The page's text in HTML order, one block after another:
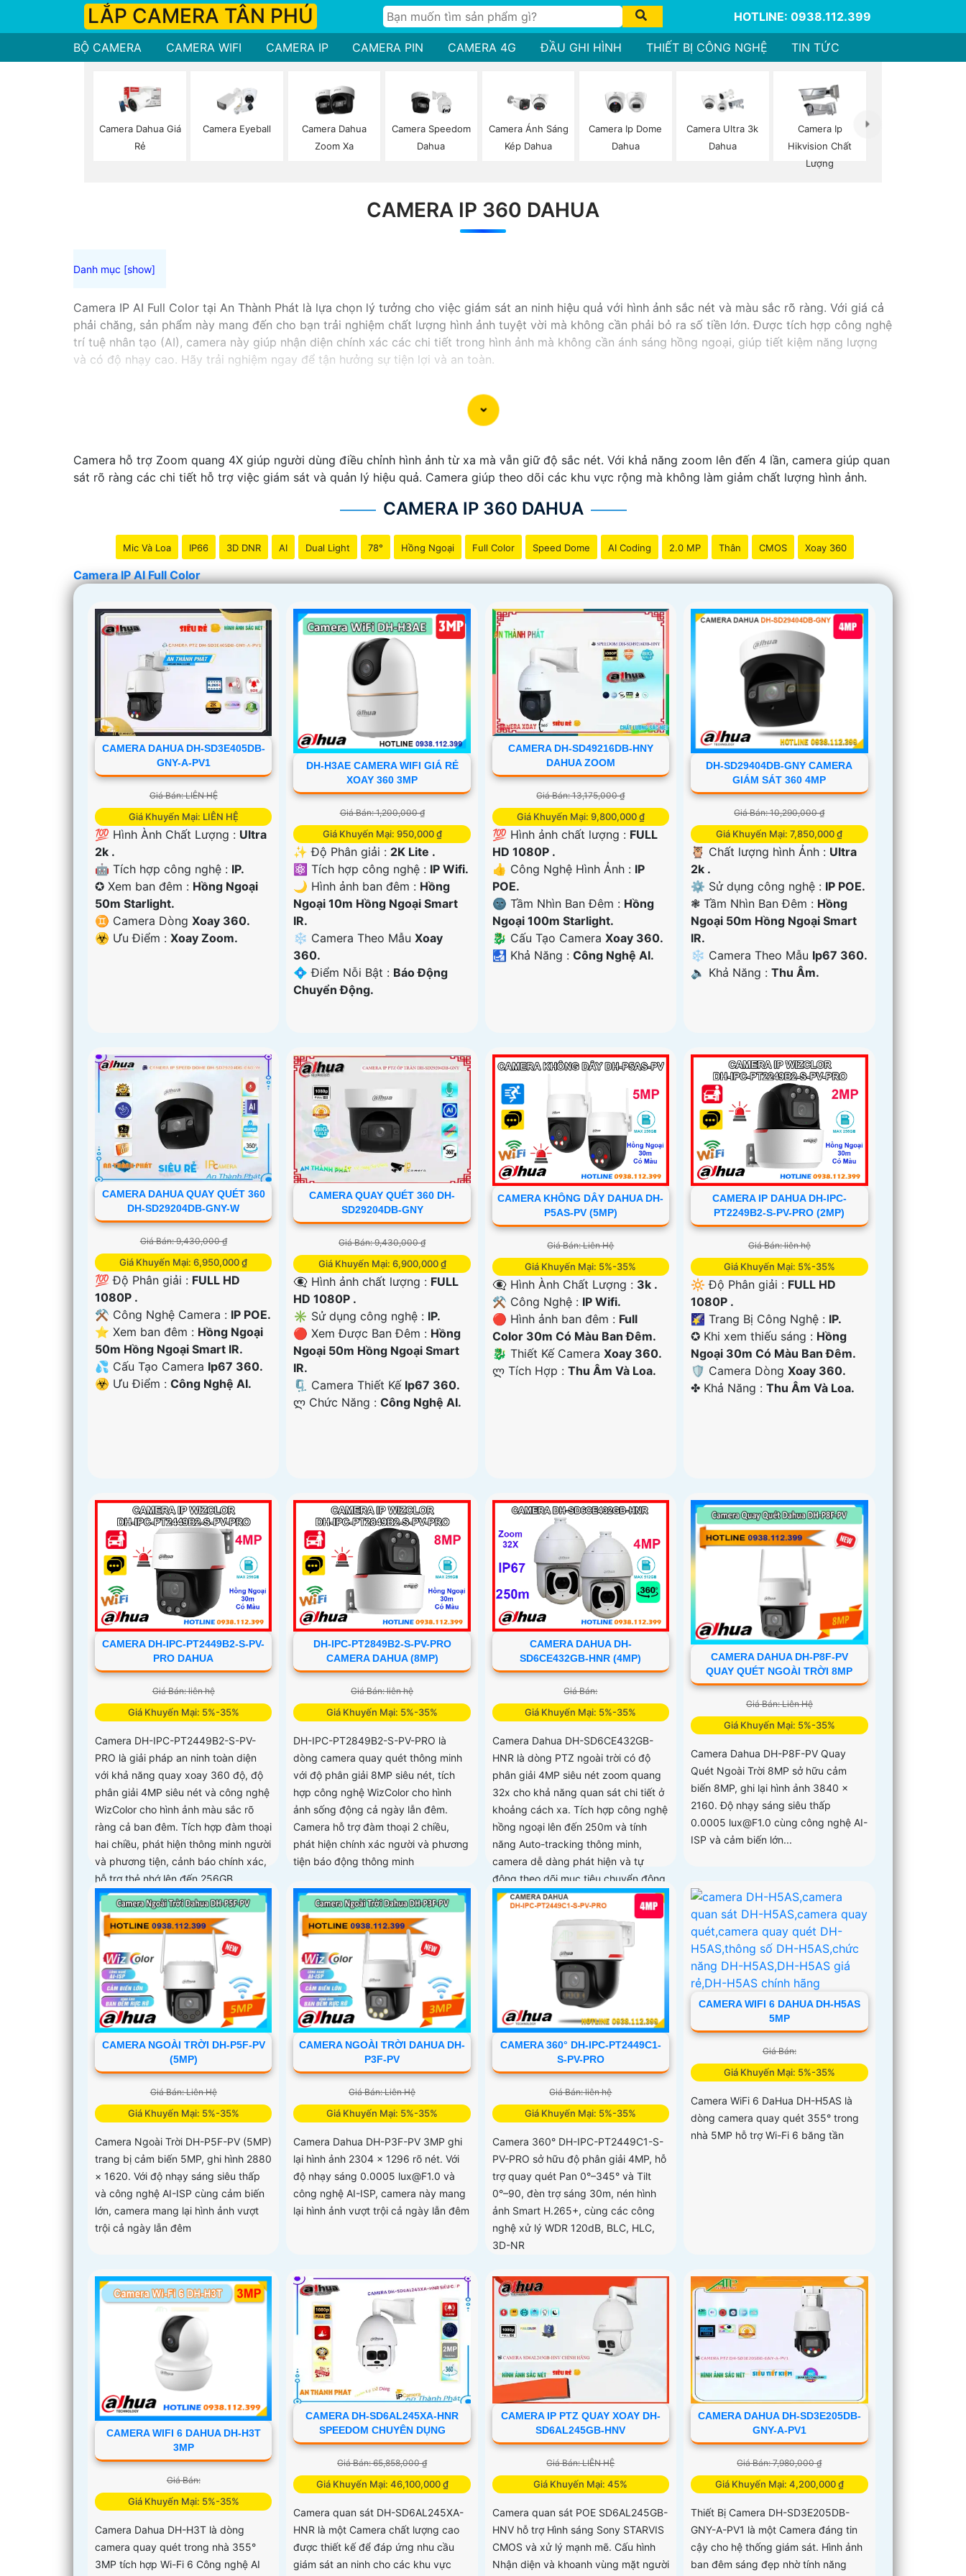
LẮP CAMERA TÂN PHÚ HOTLINE: 0938.112.399
BỘ CAMERA CAMERA WIFI CAMERA IP CAMERA PIN CAMERA 4G ĐẦU GHI HÌNH THIẾT BỊ CÔNG NGHỆ TIN TỨC
Camera Dahua Giá
Rẻ
Camera Eyeball
Camera Dahua
Zoom Xa
Camera Speedom
Dahua
Camera Ánh Sáng
Kép Dahua
Camera Ip Dome
Dahua
Camera Ultra 3k
Dahua
Camera Ip
Hikvision Chất
Lượng
CAMERA IP 360 DAHUA
Camera IP AI Full Color tại An Thành Phát là lựa chọn lý tưởng cho việc giám sát an ninh hiệu quả với hình ảnh sắc nét và màu sắc rõ ràng. Với giá cả
phải chăng, sản phẩm này mang đến cho bạn trải nghiệm chất lượng hình ảnh tuyệt vời mà không cần phải bỏ ra số tiền lớn. Được tích hợp công nghệ
trí tuệ nhân tạo (AI), camera này giúp nhận diện chính xác các chi tiết trong hình ảnh mà không cần ánh sáng hồng ngoại, giúp tiết kiệm năng lượng
và có độ nhạy cao. Hãy trải nghiệm ngay để tận hưởng sự tiện lợi và an toàn.
Camera hỗ trợ Zoom quang 4X giúp người dùng điều chỉnh hình ảnh từ xa mà vẫn giữ độ sắc nét. Với khả năng zoom lên đến 4 lần, camera giúp quan
sát rõ ràng các chi tiết hỗ trợ việc giám sát và quản lý hiệu quả. Camera giúp theo dõi các khu vực rộng mà không làm giảm chất lượng hình ảnh.
CAMERA IP 360 DAHUA
Mic Và Loa IP66 3D DNR AI Dual Light 78° Hồng Ngoại Full Color Speed Dome AI Coding 2.0 MP Thân CMOS Xoay 360
Camera IP AI Full Color
CAMERA DAHUA DH-SD3E405DB-
GNY-A-PV1
Giá Bán: LIÊN HỆ
Giá Khuyến Mại: LIÊN HỆ
💯 Hình Ành Chất Lượng : Ultra
2k .
🤖️ Tích hợp công nghệ : IP.
✪ Xem ban đêm : Hồng Ngoại
50m Starlight.
♊ Camera Dòng Xoay 360.
️☣️ Ưu Điểm : Xoay Zoom.
DH-H3AE CAMERA WIFI GIÁ RẺ
XOAY 360 3MP
Giá Bán: 1,200,000 ₫
Giá Khuyến Mại: 950,000 ₫
✨ Độ Phân giải : 2K Lite .
⚛️ Tích hợp công nghệ : IP Wifi.
🌙 Hình ảnh ban đêm : Hồng
Ngoại 10m Hồng Ngoại Smart
IR.
❄ Camera Theo MẫuXoay
360.
️💠 Điểm Nỗi Bật : Báo Động
Chuyển Động.
CAMERA DH-SD49216DB-HNY
DAHUA ZOOM
Giá Bán: 13,175,000 ₫
Giá Khuyến Mại: 9,800,000 ₫
💯 Hình ảnh chất lượng : FULL
HD 1080P .
👍 Công Nghệ Hình Ảnh : IP
POE.
🌚 Tầm Nhìn Ban Đêm : Hồng
Ngoại 100m Starlight.
🐉️ Cấu Tạo Camera Xoay 360.
️🛃 Khả Năng : Công Nghệ AI.
DH-SD29404DB-GNY CAMERA
GIÁM SÁT 360 4MP
Giá Bán: 10,290,000 ₫
Giá Khuyến Mại: 7,850,000 ₫
🦉 Chất lượng hình Ảnh : Ultra
2k .
⚙ Sử dụng công nghệ : IP POE.
❃ Tầm Nhìn Ban Đêm : Hồng
Ngoại 50m Hồng Ngoại Smart
IR.
❄ Camera Theo Mẫu Ip67 360.
️🔈 Khả Năng :Thu Âm.
CAMERA DAHUA QUAY QUÉT 360
DH-SD29204DB-GNY-W
Giá Bán: 9,430,000 ₫
Giá Khuyến Mại: 6,950,000 ₫
💯 Độ Phân giải : FULL HD
1080P .
⚒ Công Nghệ Camera : IP POE.
⭐ Xem ban đêm : Hồng Ngoại
50m Hồng Ngoại Smart IR.
💦 Cấu Tạo Camera Ip67 360.
️☣️ Ưu Điểm : Công Nghệ AI.
CAMERA QUAY QUÉT 360 DH-
SD29204DB-GNY
Giá Bán: 9,430,000 ₫
Giá Khuyến Mại: 6,900,000 ₫
👁️‍🗨 Hình ảnh chất lượng : FULL
HD 1080P .
✳️ Sử dụng công nghệ : IP.
🔴 Xem Được Ban Đêm : Hồng
Ngoại 50m Hồng Ngoại Smart
IR.
🗜️ Camera Thiết Kế Ip67 360.
️ლ Chức Năng :Công Nghệ AI.
CAMERA KHÔNG DÂY DAHUA DH-
P5AS-PV (5MP)
Giá Bán: Liên Hệ
Giá Khuyến Mại: 5%-35%
👁️‍🗨 Hình Ành Chất Lượng : 3k .
⚒ Công Nghệ : IP Wifi.
🔴 Hình ảnh ban đêm : Full
Color 30m Có Màu Ban Ðêm.
🐉️ Thiết Kế Camera Xoay 360.
️ლ Tích Hợp : Thu Âm Và Loa.
CAMERA IP DAHUA DH-IPC-
PT2249B2-S-PV-PRO (2MP)
Giá Bán: liên hệ
Giá Khuyến Mại: 5%-35%
🔆 Độ Phân giải : FULL HD
1080P .
🌠 Trang Bị Công Nghệ : IP.
✪ Khi xem thiếu sáng : Hồng
Ngoại 30m Có Màu Ban Ðêm.
🛡 Camera DòngXoay 360.
️✤ Khả Năng :Thu Âm Và Loa.
CAMERA DH-IPC-PT2449B2-S-PV-
PRO DAHUA
Giá Bán: liên hệ
Giá Khuyến Mại: 5%-35%
Camera DH-IPC-PT2449B2-S-PV-
PRO là giải pháp an ninh toàn diện
với khả năng quay xoay 360 độ, độ
phân giải 4MP siêu nét và công nghệ
WizColor cho hình ảnh màu sắc rõ
ràng cả ban đêm. Tích hợp đàm thoại
hai chiều, phát hiện thông minh người
và phương tiện, cảnh báo chính xác,
hỗ trợ thẻ nhớ lên đến 256GB
DH-IPC-PT2849B2-S-PV-PRO
CAMERA DAHUA (8MP)
Giá Bán: liên hệ
Giá Khuyến Mại: 5%-35%
DH-IPC-PT2849B2-S-PV-PRO là
dòng camera quay quét thông minh
với độ phân giải 8MP siêu nét, tích
hợp công nghệ WizColor cho hình
ảnh sống động cả ngày lẫn đêm.
Camera hỗ trợ đàm thoại 2 chiều,
phát hiện chính xác người và phương
tiện báo động thông minh
CAMERA DAHUA DH-
SD6CE432GB-HNR (4MP)
Giá Bán:
Giá Khuyến Mại: 5%-35%
Camera Dahua DH-SD6CE432GB-
HNR là dòng PTZ ngoài trời có độ
phân giải 4MP siêu nét zoom quang
32x cho khả năng quan sát chi tiết ở
khoảng cách xa. Tích hợp công nghệ
hồng ngoại lên đến 250m và tính
năng Auto-tracking thông minh,
camera dễ dàng phát hiện và tự
động theo dõi mục tiêu chuyển động
CAMERA DAHUA DH-P8F-PV
QUAY QUÉT NGOÀI TRỜI 8MP
Giá Bán: Liên Hệ
Giá Khuyến Mại: 5%-35%
Camera Dahua DH-P8F-PV Quay
Quét Ngoài Trời 8MP sở hữu cảm
biến 8MP, ghi lại hình ảnh 3840 ×
2160. Độ nhạy sáng siêu thấp
0.0005 lux@F1.0 cùng công nghệ AI-
ISP và cảm biến lớn...
CAMERA NGOÀI TRỜI DH-P5F-PV
(5MP)
Giá Bán: Liên Hệ
Giá Khuyến Mại: 5%-35%
Camera Ngoài Trời DH-P5F-PV (5MP)
trang bị cảm biến 5MP, ghi hình 2880
× 1620. Với độ nhạy sáng siêu thấp
và công nghệ AI-ISP cùng cảm biến
lớn, camera mang lại hình ảnh vượt
trội cả ngày lẫn đêm
CAMERA NGOÀI TRỜI DAHUA DH-
P3F-PV
Giá Bán: Liên Hệ
Giá Khuyến Mại: 5%-35%
Camera Dahua DH-P3F-PV 3MP ghi
lại hình ảnh 2304 × 1296 rõ nét. Với
độ nhạy sáng 0.0005 lux@F1.0 và
công nghệ AI-ISP, camera này mang
lại hình ảnh vượt trội cả ngày lẫn đêm
CAMERA 360° DH-IPC-PT2449C1-
S-PV-PRO
Giá Bán: liên hệ
Giá Khuyến Mại: 5%-35%
Camera 360° DH-IPC-PT2449C1-S-
PV-PRO sở hữu độ phân giải 4MP, hỗ
trợ quay quét Pan 0°–345° và Tilt
0°–90, đèn trợ sáng 30m, nén hình
ảnh Smart H.265+, cùng các công
nghệ xử lý WDR 120dB, BLC, HLC,
3D-NR
CAMERA WIFI 6 DAHUA DH-H5AS
5MP
Giá Bán:
Giá Khuyến Mại: 5%-35%
Camera WiFi 6 DaHua DH-H5AS là
dòng camera quay quét 355° trong
nhà 5MP hỗ trợ Wi-Fi 6 băng tần
CAMERA WIFI 6 DAHUA DH-H3T
3MP
Giá Bán:
Giá Khuyến Mại: 5%-35%
Camera Dahua DH-H3T là dòng
camera quay quét trong nhà 355°
3MP tích hợp Wi-Fi 6 Công nghệ AI
CAMERA DH-SD6AL245XA-HNR
SPEEDOM CHUYÊN DỤNG
Giá Bán: 65,858,000 ₫
Giá Khuyến Mại: 46,100,000 ₫
Camera quan sát DH-SD6AL245XA-
HNR là một Camera chất lượng cao
được thiết kế để đáp ứng nhu cầu
giám sát an ninh cho các khu vực
CAMERA IP PTZ QUAY XOAY DH-
SD6AL245GB-HNV
Giá Bán: LIÊN HỆ
Giá Khuyến Mại: 45%
Camera quan sát POE SD6AL245GB-
HNV hỗ trợ Hình sáng Sony STARVIS
CMOS và xử lý mạnh mẽ. Cấu hình
Nhận diện và khoanh vùng mặt người
CAMERA DAHUA DH-SD3E205DB-
GNY-A-PV1
Giá Bán: 7,980,000 ₫
Giá Khuyến Mại: 4,200,000 ₫
Thiết Bị Camera DH-SD3E205DB-
GNY-A-PV1 là một Camera đáng tin
cậy cho hệ thống giám sát. Hình ảnh
ban đêm sáng đẹp nhờ tính năng